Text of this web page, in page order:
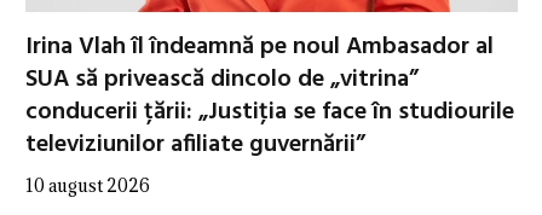
Irina Vlah îl îndeamnă pe noul Ambasador al
SUA să privească dincolo de „vitrina”
conducerii țării: „Justiţia se face în studiourile
televiziunilor afiliate guvernării”
10 august 2026